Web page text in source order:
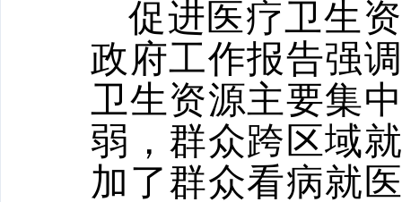
促进医疗卫生
政府工作报告强
卫生资源主要集
弱，群众跨区域
加了群众看病就